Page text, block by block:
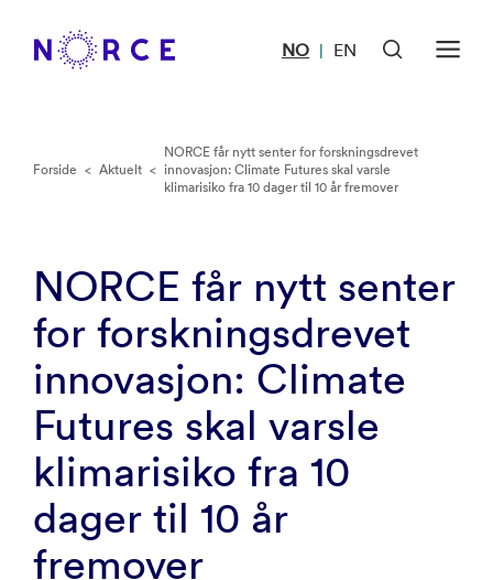
NO | EN
Forside < Aktuelt <
NORCE får nytt senter for forskningsdrevet
innovasjon: Climate Futures skal varsle
klimarisiko fra 10 dager til 10 år fremover
NORCE får nytt senter
for forskningsdrevet
innovasjon: Climate
Futures skal varsle
klimarisiko fra 10
dager til 10 år
fremover